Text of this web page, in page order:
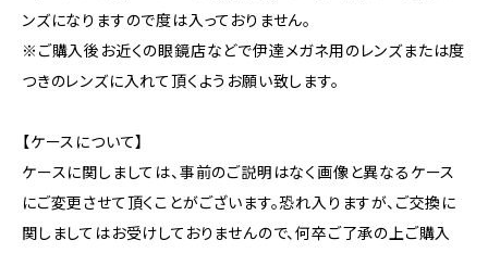
ンズになりますので度は入っておりません。
※ご購入後お近くの眼鏡店などで伊達メガネ用のレンズまたは度
つきのレンズに入れて頂くようお願い致します。
【ケースについて】
ケースに関しましては、事前のご説明はなく画像と異なるケース
にご変更させて頂くことがございます。恐れ入りますが、ご交換に
関しましてはお受けしておりませんので、何卒ご了承の上ご購入